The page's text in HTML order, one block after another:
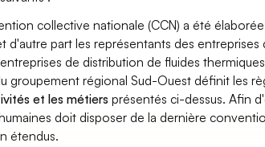
collective nationale (CCN) a été
d'autre part les représentants des
de distribution de fluides
groupement régional Sud-Ouest définit les
et les métiers présentés ci-dessus. Afin
doit disposer de la dernière
étendus.